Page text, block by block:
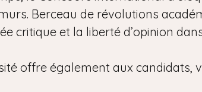
Berceau de révolutions
critique et la liberté d’opinion
offre également aux candidats,